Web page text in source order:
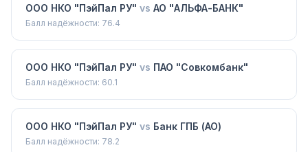
ООО НКО "ПэйПал РУ" vs АО "АЛЬФА-БАНК"
Балл надёжности: 76.4
ООО НКО "ПэйПал РУ" vs ПАО "Совкомбанк"
Балл надёжности: 60.1
ООО НКО "ПэйПал РУ" vs Банк ГПБ (АО)
Балл надёжности: 78.2